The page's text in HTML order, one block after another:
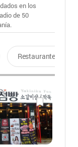
en los
de 50
Restaurantes